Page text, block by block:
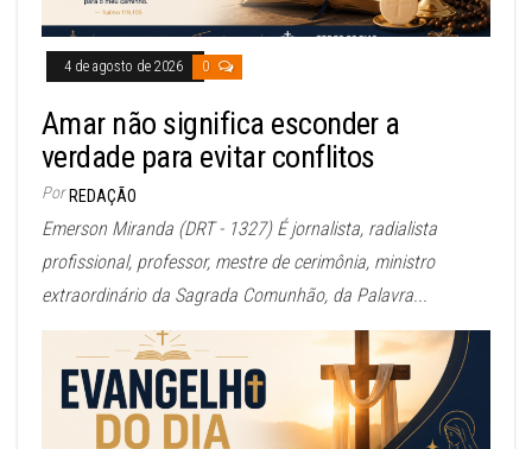
4 de agosto de 2026 0
Amar não significa esconder a
verdade para evitar conflitos
Por REDAÇÃO
Emerson Miranda (DRT - 1327) É jornalista, radialista
profissional, professor, mestre de cerimônia, ministro
extraordinário da Sagrada Comunhão, da Palavra...